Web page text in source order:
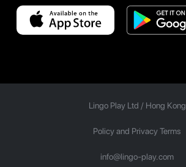
Lingo Play Ltd / Hong Kong
Policy and Privacy Terms
info@lingo-play.com